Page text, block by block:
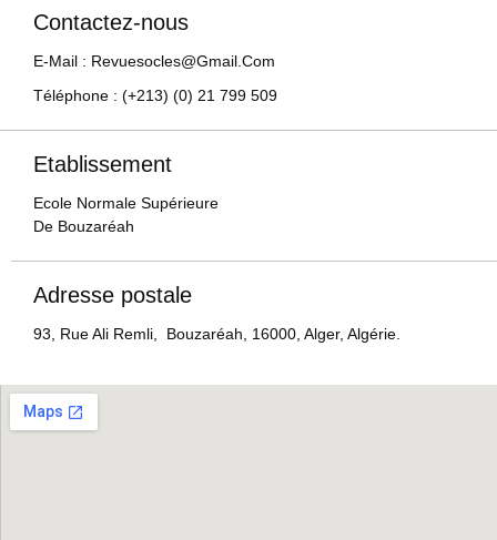
Contactez-nous
E-Mail : Revuesocles@gmail.com
Téléphone : (+213) (0) 21 799 509
Etablissement
Ecole Normale Supérieure
De Bouzaréah
Adresse postale
93, Rue Ali Remli, Bouzaréah, 16000, Alger, Algérie.